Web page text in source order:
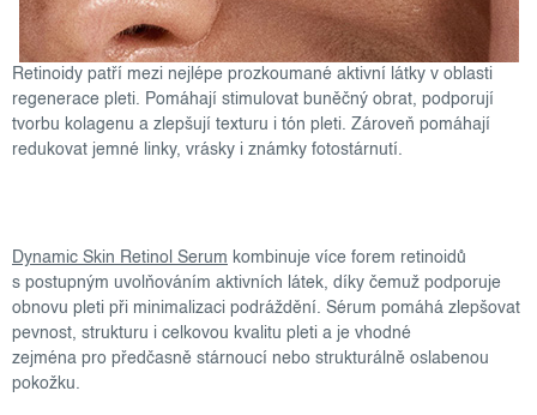
Retinoidy patří mezi nejlépe prozkoumané aktivní látky v oblasti
regenerace pleti. Pomáhají stimulovat buněčný obrat, podporují
tvorbu kolagenu a zlepšují texturu i tón pleti. Zároveň pomáhají
redukovat jemné linky, vrásky i známky fotostárnutí.
Dynamic Skin Retinol Serum kombinuje více forem retinoidů
s postupným uvolňováním aktivních látek, díky čemuž podporuje
obnovu pleti při minimalizaci podráždění. Sérum pomáhá zlepšovat
pevnost, strukturu i celkovou kvalitu pleti a je vhodné
zejména pro předčasně stárnoucí nebo strukturálně oslabenou
pokožku.